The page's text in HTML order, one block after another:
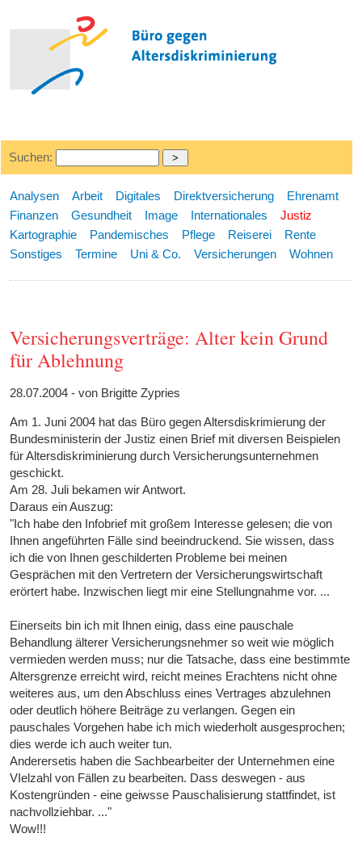
Suchen:
Analysen Arbeit Digitales Direktversicherung
Ehrenamt
Finanzen
Gesundheit Image Internationales
Justiz
Kartographie
Pandemisches Pflege Reiserei
Rente
Sonstiges
Termine Uni & Co. Versicherungen Wohnen
Versicherungsverträge: Alter kein Grund
für Ablehnung
28.07.2004 - von Brigitte Zypries
Am 1. Juni 2004 hat das Büro gegen Altersdiskrimierung der
Bundesministerin der Justiz einen Brief mit diversen Beispielen
für Altersdiskriminierung durch Versicherungsunternehmen
geschickt.
Am 28. Juli bekamen wir Antwort.
Daraus ein Auszug:
"Ich habe den Infobrief mit großem Interesse gelesen; die von
Ihnen angeführten Fälle sind beeindruckend. Sie wissen, dass
ich die von Ihnen geschilderten Probleme bei meinen
Gesprächen mit den Vertretern der Versicherungswirtschaft
erörtert habe. Inzwischen liegt mir eine Stellungnahme vor. ...
Einerseits bin ich mit Ihnen einig, dass eine pauschale
Behandlung älterer Versicherungsnehmer so weit wie möglich
vermieden werden muss; nur die Tatsache, dass eine bestimmte
Altersgrenze erreicht wird, reicht meines Erachtens nicht ohne
weiteres aus, um den Abschluss eines Vertrages abzulehnen
oder deutlich höhere Beiträge zu verlangen. Gegen ein
pauschales Vorgehen habe ich mich wiederholt ausgesprochen;
dies werde ich auch weiter tun.
Anderersetis haben die Sachbearbeiter der Unternehmen eine
VIelzahl von Fällen zu bearbeiten. Dass deswegen - aus
Kostengründen - eine geiwsse Pauschalisierung stattfindet, ist
nachvollziehbar. ..."
Wow!!!